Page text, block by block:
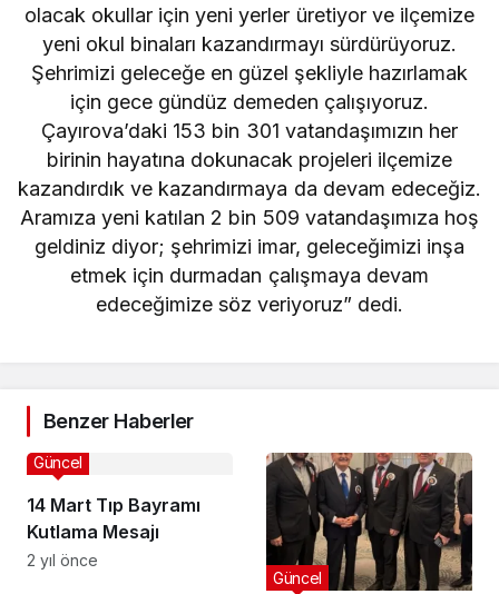
olacak okullar için yeni yerler üretiyor ve ilçemize
yeni okul binaları kazandırmayı sürdürüyoruz.
Şehrimizi geleceğe en güzel şekliyle hazırlamak
için gece gündüz demeden çalışıyoruz.
Çayırova’daki 153 bin 301 vatandaşımızın her
birinin hayatına dokunacak projeleri ilçemize
kazandırdık ve kazandırmaya da devam edeceğiz.
Aramıza yeni katılan 2 bin 509 vatandaşımıza hoş
geldiniz diyor; şehrimizi imar, geleceğimizi inşa
etmek için durmadan çalışmaya devam
edeceğimize söz veriyoruz” dedi.
Benzer Haberler
14 Mart Tıp Bayramı
Kutlama Mesajı
Güncel
2 yıl önce
Güncel